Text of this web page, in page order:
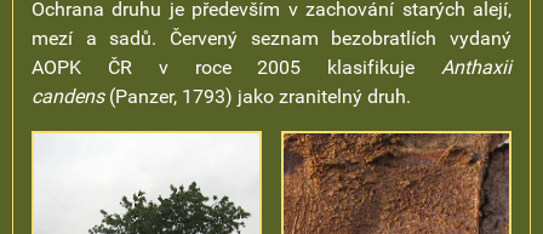
Ochrana druhu je především v zachování starých alejí,
mezí a sadů. Červený seznam bezobratlích vydaný
AOPK ČR v roce 2005 klasifikuje Anthaxii
candens(Panzer, 1793) jako zranitelný druh.